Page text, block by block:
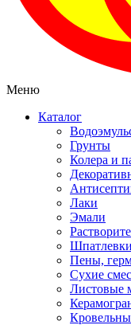
Меню
Каталог
Грунты
Колера и
Лаки
Эмали
Пены,
Сухие
Листовые